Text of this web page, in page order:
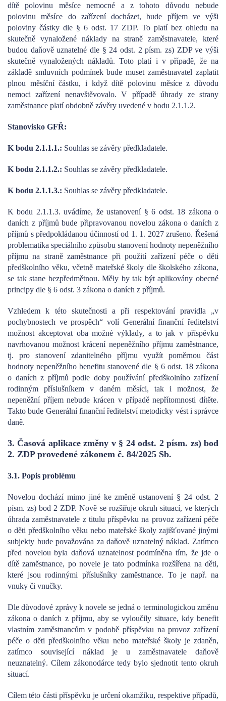
dítě polovinu měsíce nemocné a z tohoto důvodu nebude
polovinu měsíce do zařízení docházet, bude příjem ve výši
poloviny částky dle § 6 odst. 17 ZDP. To platí bez ohledu na
skutečně vynaložené náklady na straně zaměstnavatele, které
budou daňově uznatelné dle § 24 odst. 2 písm. zs) ZDP ve výši
skutečně vynaložených nákladů. Toto platí i v případě, že na
základě smluvních podmínek bude muset zaměstnavatel zaplatit
plnou měsíční částku, i když dítě polovinu měsíce z důvodu
nemoci zařízení nenavštěvovalo. V případě úhrady ze strany
zaměstnance platí obdobně závěry uvedené v bodu 2.1.1.2.
Stanovisko GFŘ:
K bodu 2.1.1.1.: Souhlas se závěry předkladatele.
K bodu 2.1.1.2.: Souhlas se závěry předkladatele.
K bodu 2.1.1.3.: Souhlas se závěry předkladatele.
K bodu 2.1.1.3. uvádíme, že ustanovení § 6 odst. 18 zákona o
daních z příjmů bude připravovanou novelou zákona o daních z
příjmů s předpokládanou účinností od 1. 1. 2027 zrušeno. Řešená
problematika speciálního způsobu stanovení hodnoty nepeněžního
příjmu na straně zaměstnance při použití zařízení péče o děti
předškolního věku, včetně mateřské školy dle školského zákona,
se tak stane bezpředmětnou. Měly by tak být aplikovány obecné
principy dle § 6 odst. 3 zákona o daních z příjmů.
Vzhledem k této skutečnosti a při respektování pravidla „v
pochybnostech ve prospěch“ volí Generální finanční ředitelství
možnost akceptovat oba možné výklady, a to jak v příspěvku
navrhovanou možnost krácení nepeněžního příjmu zaměstnance,
tj. pro stanovení zdanitelného příjmu využít poměrnou část
hodnoty nepeněžního benefitu stanovené dle § 6 odst. 18 zákona
o daních z příjmů podle doby používání předškolního zařízení
rodinným příslušníkem v daném měsíci, tak i možnost, že
nepeněžní příjem nebude krácen v případě nepřítomnosti dítěte.
Takto bude Generální finanční ředitelství metodicky vést i správce
daně.
3. Časová aplikace změny v § 24 odst. 2 písm. zs) bod
2. ZDP provedené zákonem č. 84/2025 Sb.
3.1. Popis problému
Novelou dochází mimo jiné ke změně ustanovení § 24 odst. 2
písm. zs) bod 2 ZDP. Nově se rozšiřuje okruh situací, ve kterých
úhrada zaměstnavatele z titulu příspěvku na provoz zařízení péče
o děti předškolního věku nebo mateřské školy zajišťované jinými
subjekty bude považována za daňově uznatelný náklad. Zatímco
před novelou byla daňová uznatelnost podmíněna tím, že jde o
dítě zaměstnance, po novele je tato podmínka rozšířena na děti,
které jsou rodinnými příslušníky zaměstnance. To je např. na
vnuky či vnučky.
Dle důvodové zprávy k novele se jedná o terminologickou změnu
zákona o daních z příjmu, aby se vyloučily situace, kdy benefit
vlastním zaměstnancům v podobě příspěvku na provoz zařízení
péče o děti předškolního věku nebo mateřské školy je zdaněn,
zatímco související náklad je u zaměstnavatele daňově
neuznatelný. Cílem zákonodárce tedy bylo sjednotit tento okruh
situací.
Cílem této části příspěvku je určení okamžiku, respektive případů,